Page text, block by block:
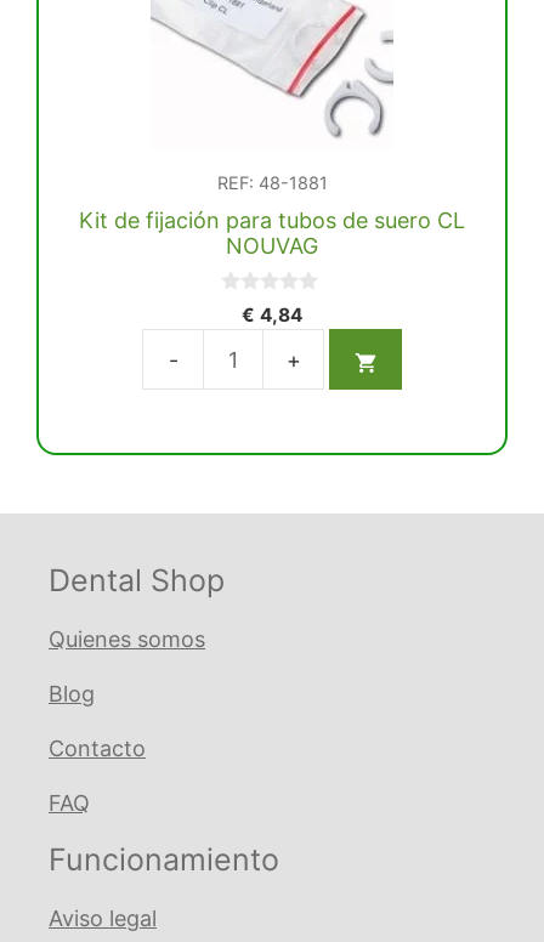
ECO
P1
cantidad
REF: 48-1881
Kit de fijación para tubos de suero CL
NOUVAG
d
5
€ 4,84
Dental Shop
Quienes somos
Blog
Contacto
FAQ
Funcionamiento
Aviso legal